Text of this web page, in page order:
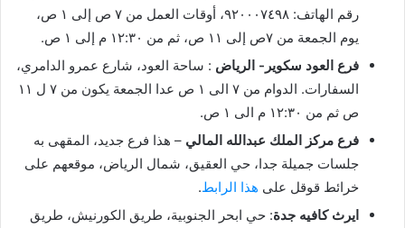
رقم الهاتف: ٩٢٠٠٠٧٤٩٨، أوقات العمل من ٧ ص إلى ١ ص،
يوم الجمعة من ٧ص إلى ١١ ص، ثم من ١٢:٣٠ م إلى ١ ص.
فرع العود سكوير- الرياض : ساحة العود، شارع عمرو الدامري،
السفارات. الدوام من ٧ الى ١ ص عدا الجمعة يكون من ٧ ل ١١
ص ثم من ١٢:٣٠ م الى ١ ص.
فرع مركز الملك عبدالله المالي – هذا فرع جديد، المقهى به
جلسات جميلة جدا، حي العقيق، شمال الرياض، موقعهم على
خرائط قوقل على هذا الرابط.
ايرث كافيه جدة: حي ابحر الجنوبية، طريق الكورنيش، طريق